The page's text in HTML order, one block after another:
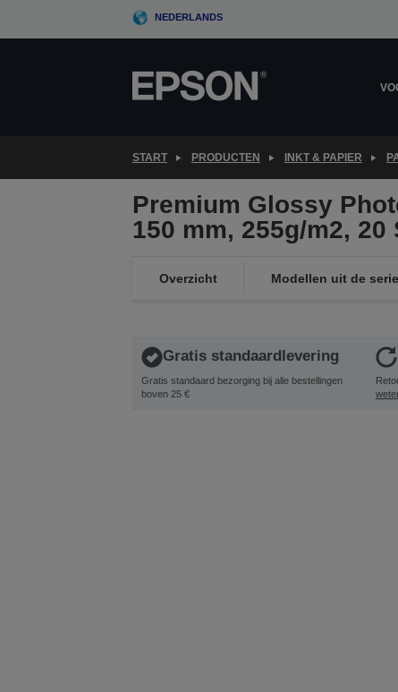
NEDERLANDS
START PRODUCTEN INKT & PAPIER
Premium Glossy
150 mm, 255g/m2, 20
Overzicht Modellen uit de serie
Gratis standaardlevering
Gratis standaard bezorging bij alle bestellingen
boven 25 €